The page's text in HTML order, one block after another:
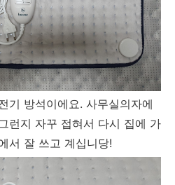
기 방석이에요. 사무실의자에
런지 자꾸 접혀서 다시 집에 가
서 잘 쓰고 계십니당!